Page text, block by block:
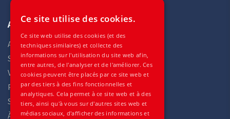
Auto Gilles
Accueil
Stock
Véhicules
Pièces
Services
À propos de
Ce site utilise des cookies.
Ce site web utilise des cookies (et des
techniques similaires) et collecte des
informations sur l'utilisation du site web afin,
entre autres, de l'analyser et de l'améliorer. Ces
cookies peuvent être placés par ce site web et
par des tiers à des fins fonctionnelles et
analytiques. Cela permet à ce site web et à des
tiers, ainsi qu'à vous sur d'autres sites web et
médias sociaux, d'afficher des informations et